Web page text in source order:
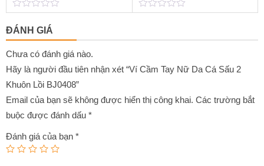
0
out
of
5
0
5
ĐÁNH GIÁ
Chưa có đánh giá nào.
Hãy là người đầu tiên nhận xét “Ví Cầm Tay Nữ Da Cá Sấu 2
Khuôn Lồi BJ0408”
Email của bạn sẽ không được hiển thị công khai. Các trường bắt
buộc được đánh dấu *
Đánh giá của bạn *